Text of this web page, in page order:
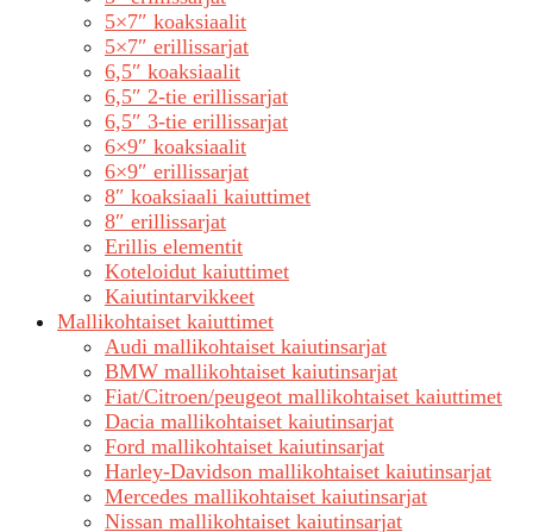
5×7″ koaksiaalit
5×7″ erillissarjat
6,5″ koaksiaalit
6,5″ 2-tie erillissarjat
6,5″ 3-tie erillissarjat
6×9″ koaksiaalit
6×9″ erillissarjat
8″ koaksiaali kaiuttimet
8″ erillissarjat
Erillis elementit
Koteloidut kaiuttimet
Kaiutintarvikkeet
Mallikohtaiset kaiuttimet
Audi mallikohtaiset kaiutinsarjat
BMW mallikohtaiset kaiutinsarjat
Fiat/Citroen/peugeot mallikohtaiset kaiuttimet
Dacia mallikohtaiset kaiutinsarjat
Ford mallikohtaiset kaiutinsarjat
Harley-Davidson mallikohtaiset kaiutinsarjat
Mercedes mallikohtaiset kaiutinsarjat
Nissan mallikohtaiset kaiutinsarjat